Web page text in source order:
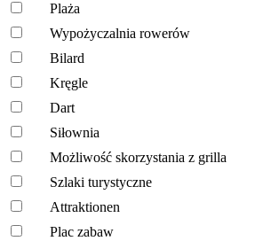
Plaża
Wypożyczalnia rowerów
Bilard
Kręgle
Dart
Siłownia
Możliwość skorzystania z grilla
Szlaki turystyczne
Attraktionen
Plac zabaw